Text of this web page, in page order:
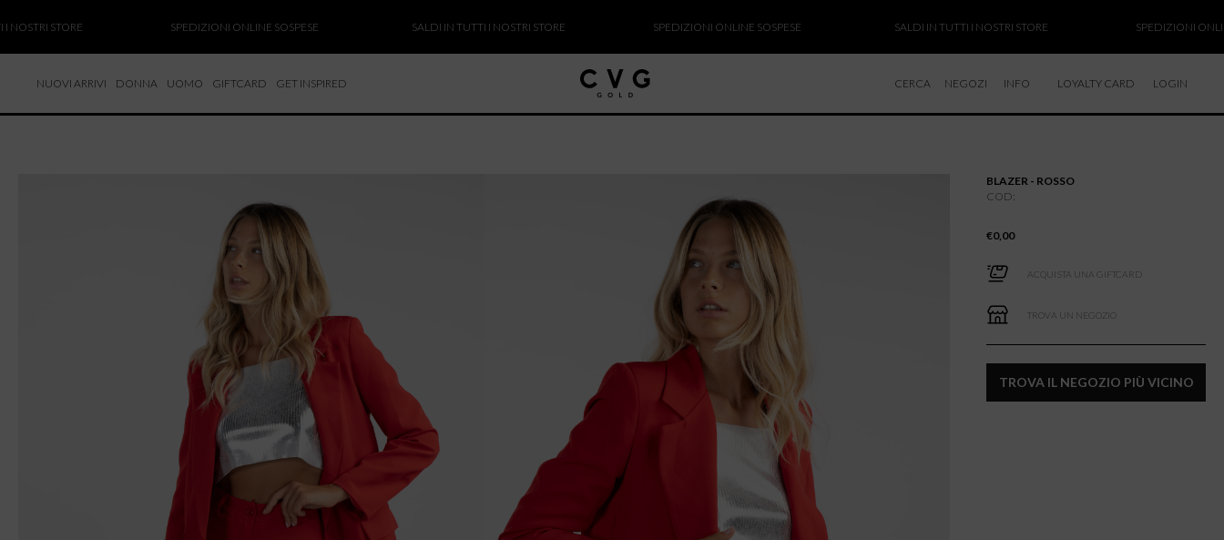
STORE SPEDIZIONI ONLINE SOSPESE SALDI IN TUTTI I NOSTRI STORE SPEDIZIONI ONLINE SOSPESE SALDI IN TUTTI I NOSTRI STORE SPEDIZIONI ONLINE
NUOVI ARRIVI DONNA UOMO GIFTCARD GET INSPIRED CERCA NEGOZI INFO
RESI E RIMBORSI
LOYALTY CARD LOGIN
ARRIVI
BLAZER - ROSSO
COD:
€0,00
ACQUISTA UNA GIFTCARD
TROVA UN NEGOZIO
TROVA IL NEGOZIO PIÙ VICINO